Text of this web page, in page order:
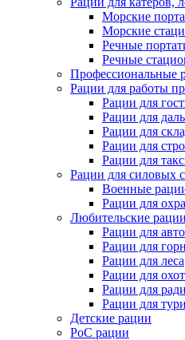
Морские
Морские
Речные
Речные
Профессиональные
Рации для работы
Рации для
Рации для
Рации для
Рации для
Рации для
Рации для силовых
Военные
Рации для
Любительские рации
Рации для
Рации для
Рации для леса
Рации для
Рации для
Рации для
Детские рации
PoC рации